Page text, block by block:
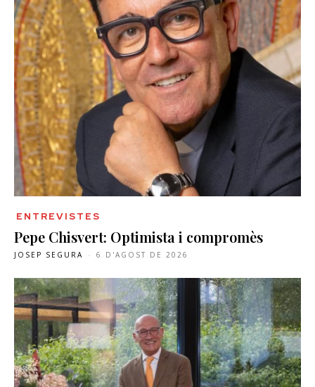
ENTREVISTES
Pepe Chisvert: Optimista i compromès
JOSEP SEGURA - 6 D'AGOST DE 2026